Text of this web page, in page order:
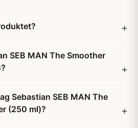
SEB MAN The Smoother
Sebastian SEB MAN The
(250 ml)?